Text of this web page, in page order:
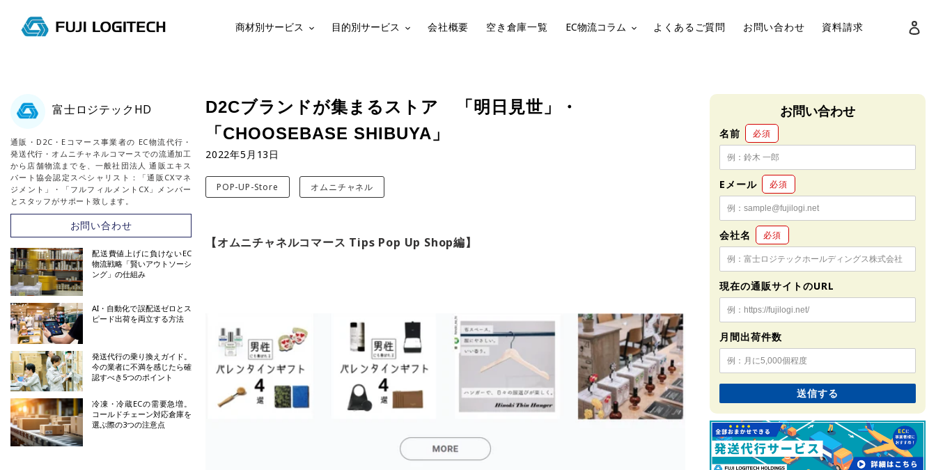
に
ス
キ
す
る
商材別サービス 目的別サービス 会社概要 空き倉庫一覧 EC物流コラム よくあるご質問 お問い合わせ 資料請求
検索
富士ロジテックHD
通販・D2C・Eコマース事業者の EC物流代行・
発送代行・オムニチャネルコマースでの流通加工
から店舗物流までを、一般社団法人 通販エキス
パート協会認定スペシャリスト：「通販CXマネ
ジメント」・「フルフィルメントCX」メンバー
とスタッフがサポート致します。
お問い合わせ
配送費値上げに負けないEC
物流戦略「賢いアウトソーシ
ング」の仕組み
AI・自動化で誤配送ゼロとス
ピード出荷を両立する方法
発送代行の乗り換えガイド。
今の業者に不満を感じたら確
認すべき5つのポイント
冷凍・冷蔵ECの需要急増。
コールドチェーン対応倉庫を
選ぶ際の3つの注意点
D2Cブランドが集まるストア 「明日見世」・
「CHOOSEBASE SHIBUYA」
2022年5月13日
POP-UP-Store オムニチャネル
【オムニチャネルコマース Tips Pop Up Shop編】
お問い合わせ
名前 必須
Eメール 必須
会社名 必須
現在の通販サイトのURL
月間出荷件数